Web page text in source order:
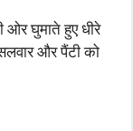
ओर घुमाते हुए धीरे
और पैंटी को